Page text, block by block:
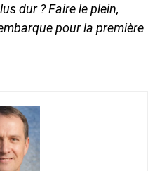
dur ? Faire le plein,
pour la première